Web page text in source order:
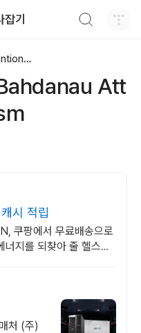
기
Dive into Deep Learning/D2L Attention Mechanisms and Transformer
Att
시 적립
쿠팡에서 무료배송으로
지를 되찾아 줄 헬스보
처 (주)